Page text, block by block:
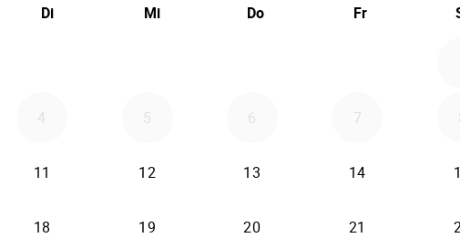
Di Mi Do Fr
4 5 6 7
11 12 13 14
18 19 20 21